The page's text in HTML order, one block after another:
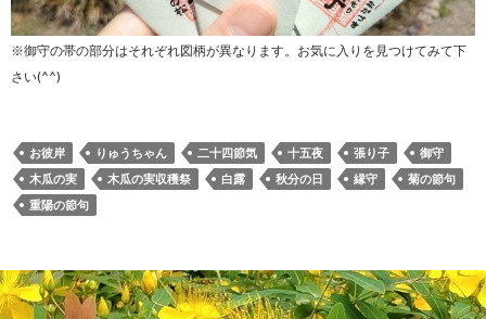
※御守の帯の部分はそれぞれ図柄が異なります。お気に入りを見つけてみて下
さい(^^)
お彼岸 りゅうちゃん 二十四節気 十五夜 張り子
御守
木瓜の実
木瓜の実収穫祭 白露 秋分の日 縁守
菊の節句
重陽の節句